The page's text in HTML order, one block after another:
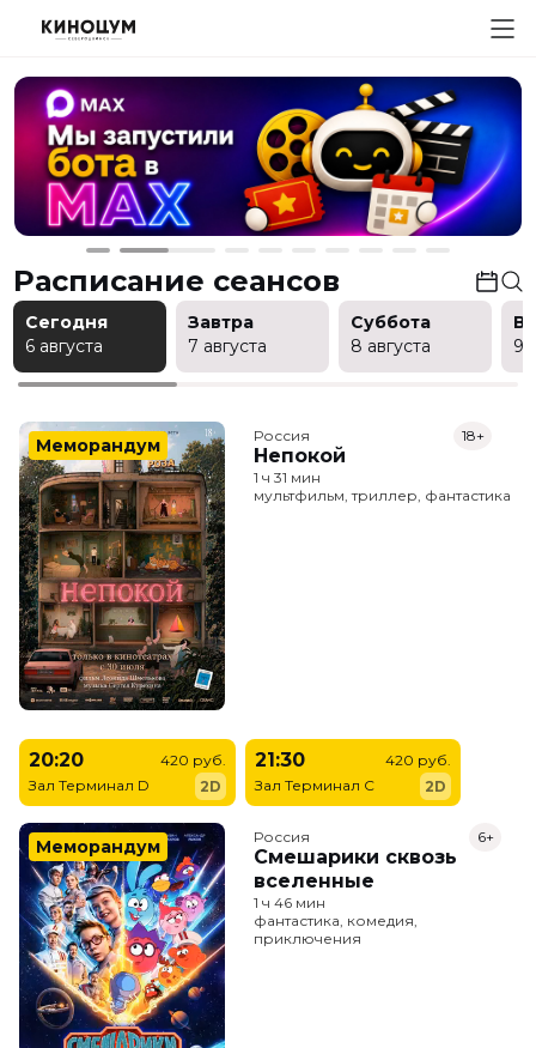
Расписание сеансов
Сегодня
6 августа
Завтра
7 августа
Суббота
8 августа
9
Меморандум Россия
Непокой
18+
1 ч 31 мин
мультфильм, триллер, фантастика
20:20
Зал Терминал D
420 руб.
2D
21:30
Зал Терминал C
420 руб.
2D
Меморандум Россия
Смешарики сквозь
вселенные
6+
1 ч 46 мин
фантастика, комедия,
приключения